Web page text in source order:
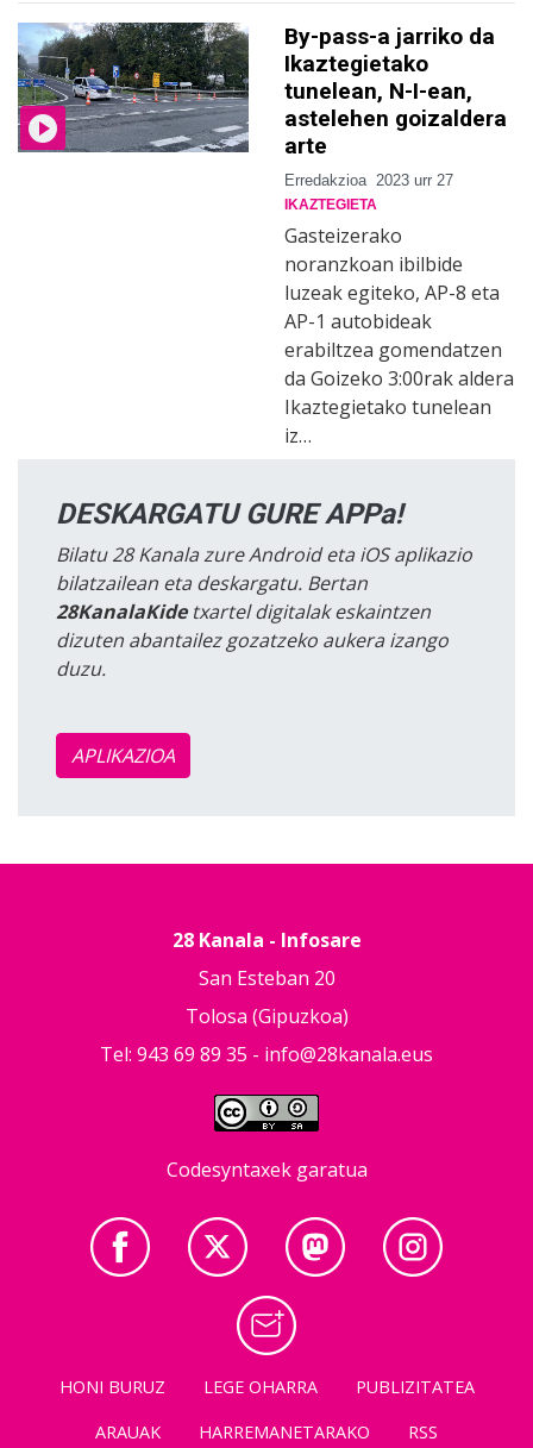
By-pass-a jarriko da
Ikaztegietako
tunelean, N-I-ean,
astelehen goizaldera
arte
Erredakzioa 2023 urr 27
IKAZTEGIETA
Gasteizerako
noranzkoan ibilbide
luzeak egiteko, AP-8 eta
AP-1 autobideak
erabiltzea gomendatzen
da Goizeko 3:00rak aldera
Ikaztegietako tunelean
iz…
DESKARGATU GURE APPa!
Bilatu 28 Kanala zure Android eta iOS aplikazio
bilatzailean eta deskargatu. Bertan
28KanalaKidetxartel digitalak eskaintzen
dizuten abantailez gozatzeko aukera izango
duzu.
APLIKAZIOA
28 Kanala - Infosare
San Esteban 20
Tolosa (Gipuzkoa)
Tel: 943 69 89 35 - info@28kanala.eus
Codesyntaxek garatua
HONI BURUZ LEGE OHARRA
PUBLIZITATEA
ARAUAK
HARREMANETARAKO RSS